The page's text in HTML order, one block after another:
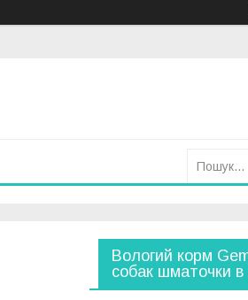
Вологий корм
собак шматочки